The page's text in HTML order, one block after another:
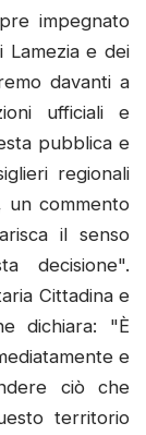
impegnato
Lamezia e dei
davanti a
ufficiali e
pubblica e
regionali
un commento
il senso
decisione".
Cittadina e
dichiara: "È
e
ciò che
territorio